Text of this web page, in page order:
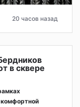
20 часов назад
в сквере